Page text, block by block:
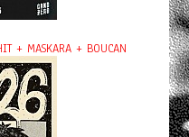
+ MASKARA + BOUCAN